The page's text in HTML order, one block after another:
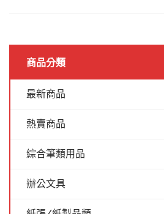
商品分類
最新商品
熱賣商品
綜合筆類用品
辦公文具